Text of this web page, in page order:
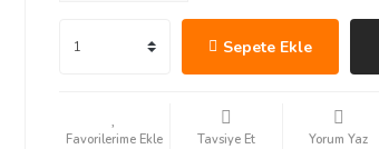
Sepete Ekle
Tavsiye Et Yorum Yaz